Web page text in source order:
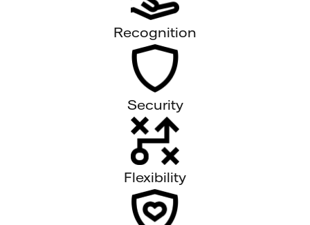
Recognition
Security
Flexibility